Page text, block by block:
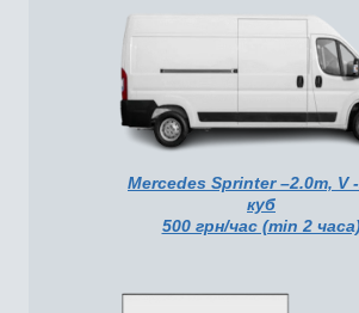
Mercedes Sprinter –2.0т, V
куб
500 грн/час (min 2